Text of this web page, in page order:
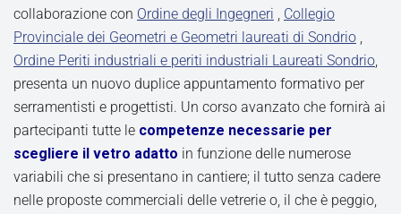
collaborazione con Ordine degli Ingegneri , Collegio
Provinciale dei Geometri e Geometri laureati di Sondrio ,
Ordine Periti industriali e periti industriali Laureati Sondrio,
presenta un nuovo duplice appuntamento formativo per
serramentisti e progettisti. Un corso avanzato che fornirà ai
partecipanti tutte le competenze necessarie per
scegliere il vetro adatto in funzione delle numerose
variabili che si presentano in cantiere; il tutto senza cadere
nelle proposte commerciali delle vetrerie o, il che è peggio,